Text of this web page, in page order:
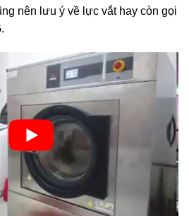
nên lưu ý về lực vắt hay còn gọi